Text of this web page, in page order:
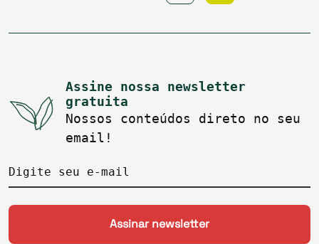
Assine nossa newsletter
gratuita
Nossos conteúdos direto no seu
email!
Digite seu e-mail